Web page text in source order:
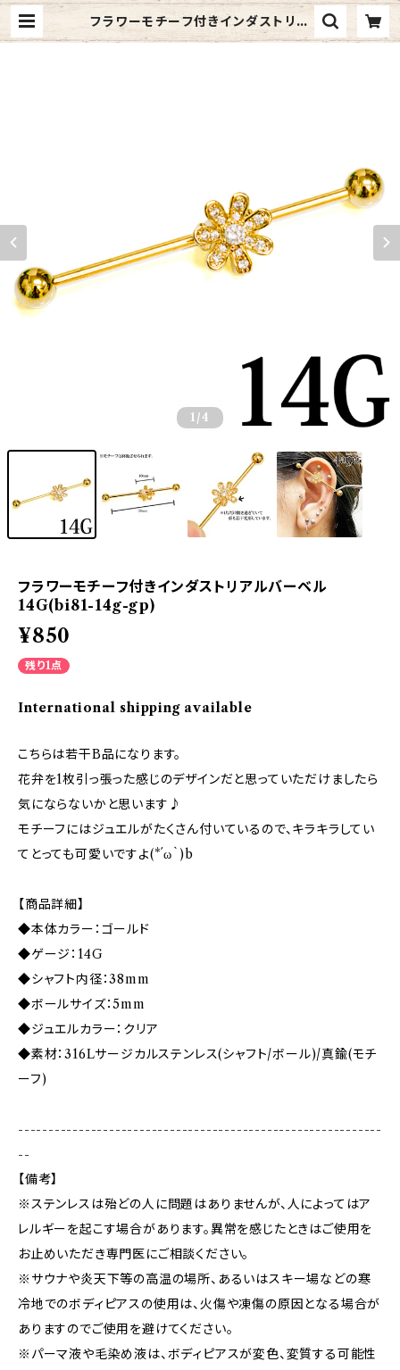
フラワーモチーフ付きインダストリア
ルバーベル14G(bi81-14g-gp) | 4a
1 /4
フラワーモチーフ付きインダストリアルバーベル
14G(bi81-14g-gp)
¥850
残り1点
International shipping available
こちらは若干B品になります。
花弁を1枚引っ張った感じのデザインだと思っていただけましたら
気にならないかと思います♪
モチーフにはジュエルがたくさん付いているので、キラキラしてい
てとっても可愛いですよ(*´ω｀)b
【商品詳細】
◆本体カラー：ゴールド
◆ゲージ：14G
◆シャフト内径：38mm
◆ボールサイズ：5mm
◆ジュエルカラー：クリア
◆素材：316Lサージカルステンレス(シャフト/ボール)/真鍮(モチ
ーフ)
------------------------------------------------------------
--
【備考】
※ステンレスは殆どの人に問題はありませんが、人によってはア
レルギーを起こす場合があります。異常を感じたときはご使用を
お止めいただき専門医にご相談ください。
※サウナや炎天下等の高温の場所、あるいはスキー場などの寒
冷地でのボディピアスの使用は、火傷や凍傷の原因となる場合が
ありますのでご使用を避けてください。
※パーマ液や毛染め液は、ボディピアスが変色、変質する可能性